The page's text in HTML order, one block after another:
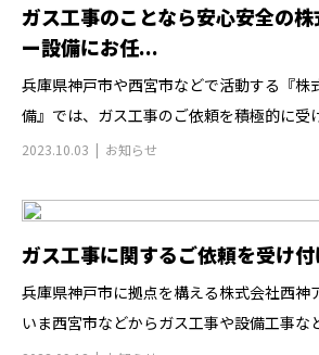
ガス工事のことなら安心安全の
ー設備にお任...
兵庫県神戸市や西宮市などで活動する『株
備』では、ガス工事のご依頼を積極的に受
2023.10.03 お知らせ
ガス工事に関するご依頼を受け付
兵庫県神戸市に拠点を構える株式会社西神
いま西宮市などからガス工事や設備工事な